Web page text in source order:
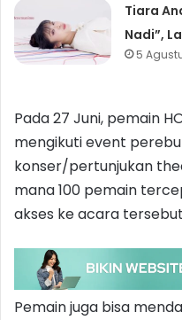
Tiara
Nadi”,
5
Pada 27 Juni, pemain
mengikuti event
konser/pertunjukan
mana 100 pemain
akses ke acara
Pemain juga bisa